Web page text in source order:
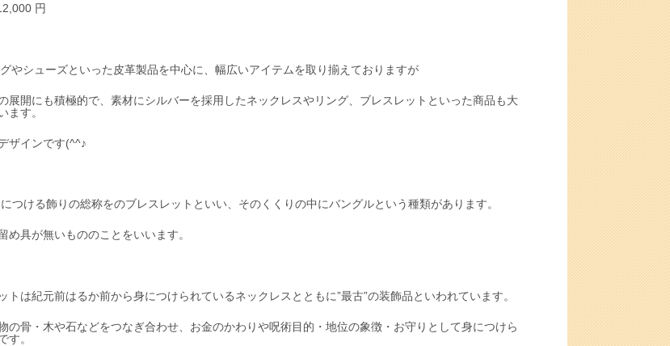
円
やシューズといった皮革製品を中心に、幅広いアイテムを取り揃えておりますが
展開にも積極的で、素材にシルバーを採用したネックレスやリング、ブレスレットといった商品も大
ます。
ザインです(^^♪
つける飾りの総称をのブレスレットといい、そのくくりの中にバングルという種類があります。
め具が無いもののことをいいます。
トは紀元前はるか前から身につけられているネックレスとともに”最古”の装飾品といわれています。
の骨・木や石などをつなぎ合わせ、お金のかわりや呪術目的・地位の象徴・お守りとして身につけら
す。